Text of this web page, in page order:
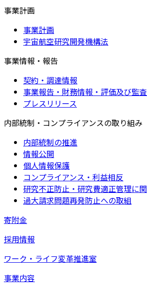
事業計画
事業計画
宇宙航空研究開発機構法
事業情報・報告
契約・調達情報
事業報告・財務情報・評価及び監
プレスリリース
内部統制・コンプライアンスの取り組み
内部統制の推進
情報公開
個人情報保護
コンプライアンス・利益相反
研究不正防止・研究費適正管理に
過大請求問題再発防止への取組
寄附金
採用情報
ワーク・ライフ変革推進室
事業内容